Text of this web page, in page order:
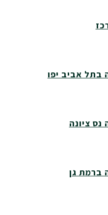
בתל אביב יפו
נס ציונה
ברמת גן